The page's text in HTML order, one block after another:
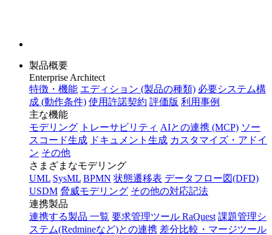
製品概要
Enterprise Architect
特徴・機能 エディション (製品の種類) 必要システム構
成 (動作条件) 使用許諾契約 評価版 利用事例
主な機能
モデリング トレーサビリティ AIとの連携 (MCP) ソー
スコード生成 ドキュメント生成 カスタマイズ・アドイ
ン その他
さまざまなモデリング
UML SysML BPMN 状態遷移表 データフロー図(DFD)
USDM 脅威モデリング その他の対応記法
連携製品
連携する製品 一覧 要求管理ツール RaQuest 課題管理シ
ステム(Redmineなど)との連携 差分比較・マージツール